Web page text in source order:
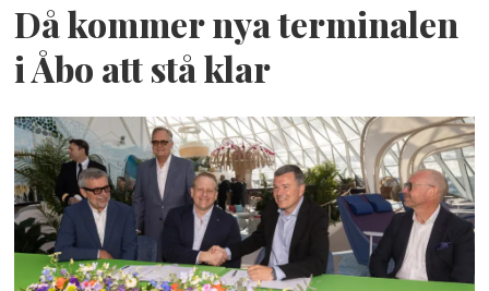
Då kommer nya terminalen
i Åbo att stå klar